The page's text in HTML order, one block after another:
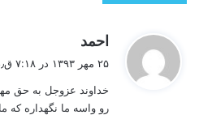
احمد
:
۲۵ مهر ۱۳۹۳ در ۷:۱۸ ق٫ظ
خداوند عزوجل به حق
رو واسه ما نگهداره که